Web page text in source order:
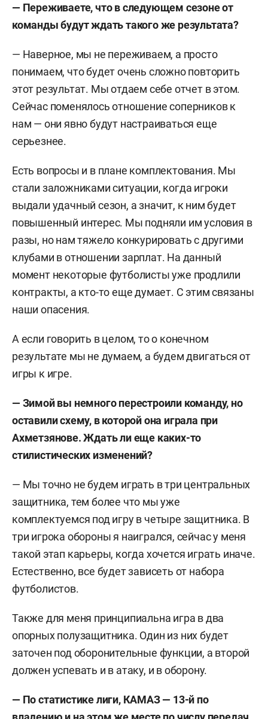
— Переживаете, что в следующем сезоне от
команды будут ждать такого же результата?
— Наверное, мы не переживаем, а просто
понимаем, что будет очень сложно повторить
этот результат. Мы отдаем себе отчет в этом.
Сейчас поменялось отношение соперников к
нам — они явно будут настраиваться еще
серьезнее.
Есть вопросы и в плане комплектования. Мы
стали заложниками ситуации, когда игроки
выдали удачный сезон, а значит, к ним будет
повышенный интерес. Мы подняли им условия в
разы, но нам тяжело конкурировать с другими
клубами в отношении зарплат. На данный
момент некоторые футболисты уже продлили
контракты, а кто-то еще думает. С этим связаны
наши опасения.
А если говорить в целом, то о конечном
результате мы не думаем, а будем двигаться от
игры к игре.
— Зимой вы немного перестроили команду, но
оставили схему, в которой она играла при
Ахметзянове. Ждать ли еще каких-то
стилистических изменений?
— Мы точно не будем играть в три центральных
защитника, тем более что мы уже
комплектуемся под игру в четыре защитника. В
три игрока обороны я наигрался, сейчас у меня
такой этап карьеры, когда хочется играть иначе.
Естественно, все будет зависеть от набора
футболистов.
Также для меня принципиальна игра в два
опорных полузащитника. Один из них будет
заточен под оборонительные функции, а второй
должен успевать и в атаку, и в оборону.
— По статистике лиги, КАМАЗ — 13-й по